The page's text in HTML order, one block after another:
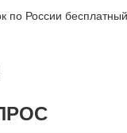
по России бесплатный